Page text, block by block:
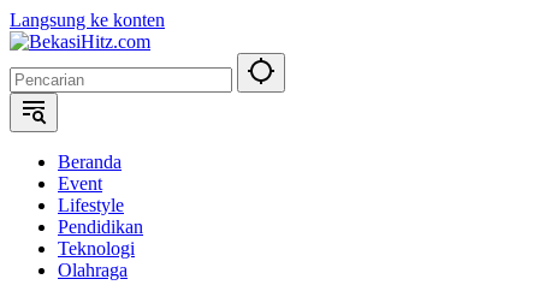
Langsung ke konten
Beranda
Event
Lifestyle
Pendidikan
Teknologi
Olahraga